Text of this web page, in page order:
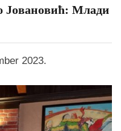
Јовановић: Млади
2023.